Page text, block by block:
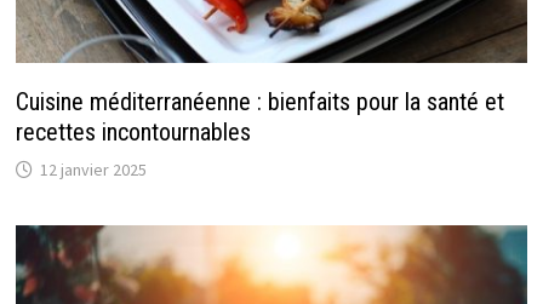
Cuisine méditerranéenne : bienfaits pour la santé et
recettes incontournables
12 janvier 2025